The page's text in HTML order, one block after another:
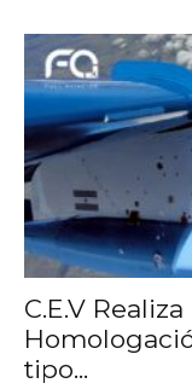
C.E.V
tipo...